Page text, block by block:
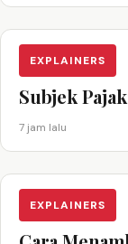
EXPLAINERS
Subjek
7 jam lalu
EXPLAINERS